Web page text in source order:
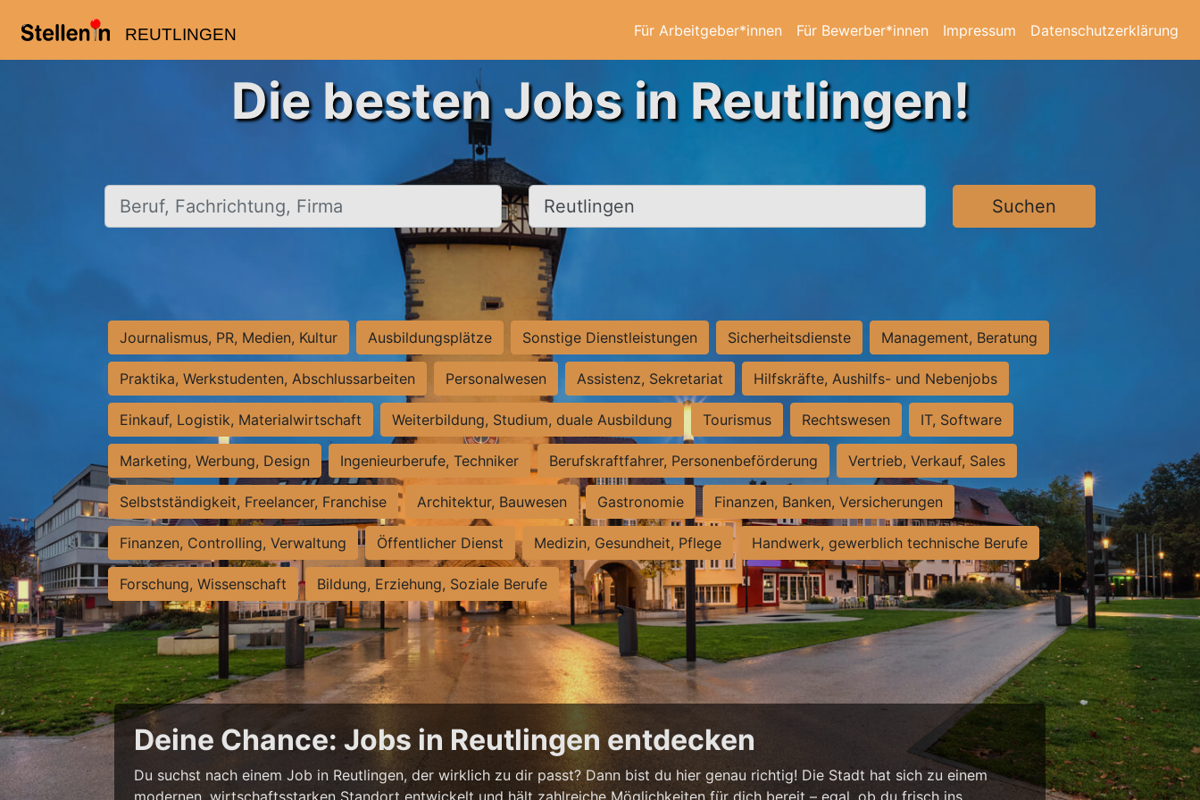
REUTLINGEN Für Arbeitgeber*innen Für Bewerber*innen Impressum Datenschutzerklärung
Die besten Jobs in Reutlingen!
Beruf, Fachrichtung, Firma Ort, Stadt Suchen
Journalismus, PR, Medien, Kultur Ausbildungsplätze Sonstige Dienstleistungen Sicherheitsdienste Management, Beratung
Praktika, Werkstudenten, Abschlussarbeiten Personalwesen Assistenz, Sekretariat Hilfskräfte, Aushilfs- und Nebenjobs
Einkauf, Logistik, Materialwirtschaft Weiterbildung, Studium, duale Ausbildung Tourismus Rechtswesen IT, Software
Marketing, Werbung, Design Ingenieurberufe, Techniker Berufskraftfahrer, Personenbeförderung Vertrieb, Verkauf, Sales
Selbstständigkeit, Freelancer, Franchise Architektur, Bauwesen Gastronomie Finanzen, Banken, Versicherungen
Finanzen, Controlling, Verwaltung Öffentlicher Dienst Medizin, Gesundheit, Pflege Handwerk, gewerblich technische Berufe
Forschung, Wissenschaft Bildung, Erziehung, Soziale Berufe
Deine Chance: Jobs in Reutlingen entdecken
Du suchst nach einem Job in Reutlingen, der wirklich zu dir passt? Dann bist du hier genau richtig! Die Stadt hat sich zu einem